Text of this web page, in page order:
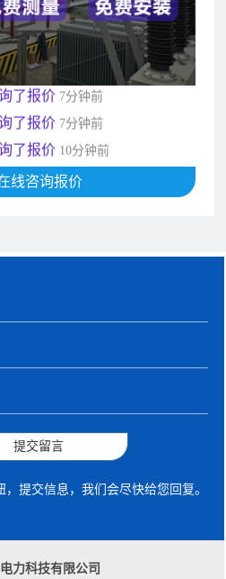
询了报价1分钟前
了报价
询了报价7分钟前
了报价 7分钟前
了报价 10分钟前
了报价 1秒前
了报价5秒前
线咨询报价
提交留言
提交信息，我们会尽快给您回复。
力科技有限公司